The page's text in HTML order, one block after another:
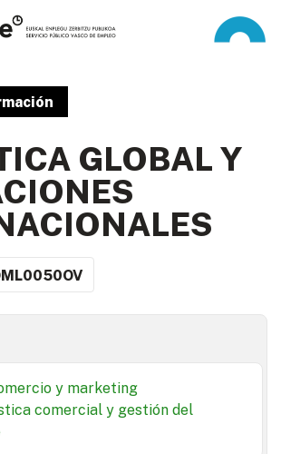
GLOBAL Y
y marketing
comercial y gestión del